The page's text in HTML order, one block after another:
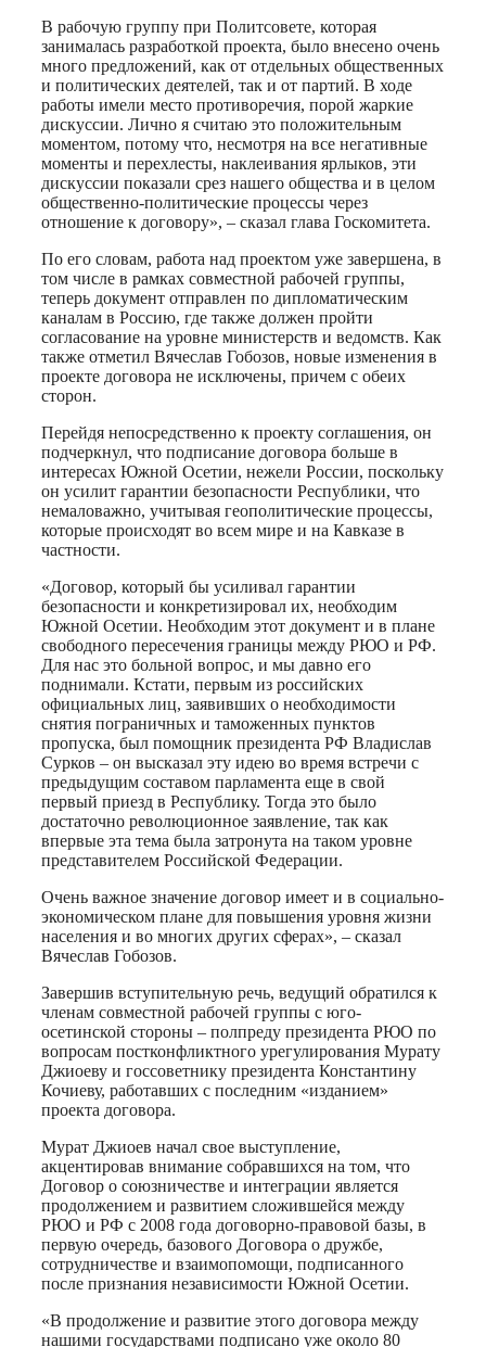
В рабочую группу при Политсовете, которая
занималась разработкой проекта, было внесено очень
много предложений, как от отдельных общественных
и политических деятелей, так и от партий. В ходе
работы имели место противоречия, порой жаркие
дискуссии. Лично я считаю это положительным
моментом, потому что, несмотря на все негативные
моменты и перехлесты, наклеивания ярлыков, эти
дискуссии показали срез нашего общества и в целом
общественно-политические процессы через
отношение к договору», – сказал глава Госкомитета.
По его словам, работа над проектом уже завершена, в
том числе в рамках совместной рабочей группы,
теперь документ отправлен по дипломатическим
каналам в Россию, где также должен пройти
согласование на уровне министерств и ведомств. Как
также отметил Вячеслав Гобозов, новые изменения в
проекте договора не исключены, причем с обеих
сторон.
Перейдя непосредственно к проекту соглашения, он
подчеркнул, что подписание договора больше в
интересах Южной Осетии, нежели России, поскольку
он усилит гарантии безопасности Республики, что
немаловажно, учитывая геополитические процессы,
которые происходят во всем мире и на Кавказе в
частности.
«Договор, который бы усиливал гарантии
безопасности и конкретизировал их, необходим
Южной Осетии. Необходим этот документ и в плане
свободного пересечения границы между РЮО и РФ.
Для нас это больной вопрос, и мы давно его
поднимали. Кстати, первым из российских
официальных лиц, заявивших о необходимости
снятия пограничных и таможенных пунктов
пропуска, был помощник президента РФ Владислав
Сурков – он высказал эту идею во время встречи с
предыдущим составом парламента еще в свой
первый приезд в Республику. Тогда это было
достаточно революционное заявление, так как
впервые эта тема была затронута на таком уровне
представителем Российской Федерации.
Очень важное значение договор имеет и в социально-
экономическом плане для повышения уровня жизни
населения и во многих других сферах», – сказал
Вячеслав Гобозов.
Завершив вступительную речь, ведущий обратился к
членам совместной рабочей группы с юго-
осетинской стороны – полпреду президента РЮО по
вопросам постконфликтного урегулирования Мурату
Джиоеву и госсоветнику президента Константину
Кочиеву, работавших с последним «изданием»
проекта договора.
Мурат Джиоев начал свое выступление,
акцентировав внимание собравшихся на том, что
Договор о союзничестве и интеграции является
продолжением и развитием сложившейся между
РЮО и РФ с 2008 года договорно-правовой базы, в
первую очередь, базового Договора о дружбе,
сотрудничестве и взаимопомощи, подписанного
после признания независимости Южной Осетии.
«В продолжение и развитие этого договора между
нашими государствами подписано уже около 80